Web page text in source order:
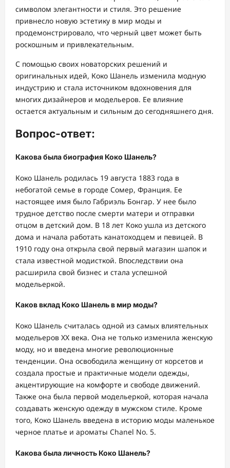
символом элегантности и стиля. Это решение
привнесло новую эстетику в мир моды и
продемонстрировало, что черный цвет может быть
роскошным и привлекательным.
С помощью своих новаторских решений и
оригинальных идей, Коко Шанель изменила модную
индустрию и стала источником вдохновения для
многих дизайнеров и модельеров. Ее влияние
остается актуальным и сильным до сегодняшнего дня.
Вопрос-ответ:
Какова была биография Коко Шанель?
Коко Шанель родилась 19 августа 1883 года в
небогатой семье в городе Сомер, Франция. Ее
настоящее имя было Габриэль Бонгар. У нее было
трудное детство после смерти матери и отправки
отцом в детский дом. В 18 лет Коко ушла из детского
дома и начала работать канатоходцем и певицей. В
1910 году она открыла свой первый магазин шапок и
стала известной модисткой. Впоследствии она
расширила свой бизнес и стала успешной
модельеркой.
Каков вклад Коко Шанель в мир моды?
Коко Шанель считалась одной из самых влиятельных
модельеров XX века. Она не только изменила женскую
моду, но и введена многие революционные
тенденции. Она освободила женщину от корсетов и
создала простые и практичные модели одежды,
акцентирующие на комфорте и свободе движений.
Также она была первой модельеркой, которая начала
создавать женскую одежду в мужском стиле. Кроме
того, Коко Шанель введена в историю моды маленькое
черное платье и ароматы Chanel No. 5.
Какова была личность Коко Шанель?